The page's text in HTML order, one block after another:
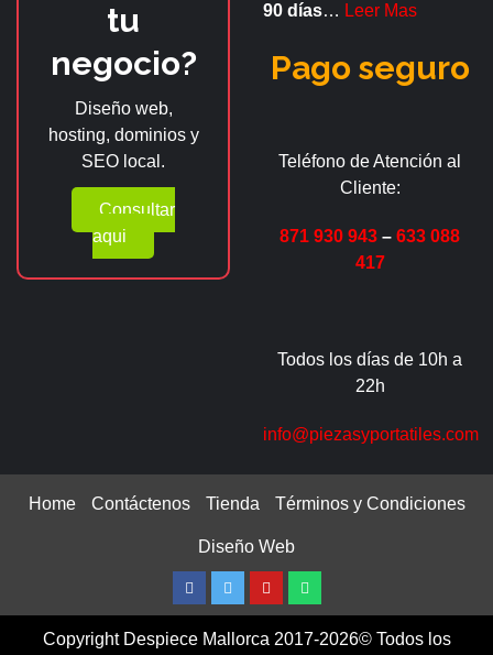
tu
negocio?
Diseño web,
hosting, dominios y
SEO local.
Consultar
aqui
90 días… Leer Mas
Pago seguro
Teléfono de Atención al
Cliente:
871 930 943 – 633 088
417
Todos los días de 10h a
22h
info@piezasyportatiles.com
Home Contáctenos Tienda Términos y Condiciones
Diseño Web
Facebook
TwitterYoutubeWhatsapp
Copyright Despiece Mallorca 2017-2026© Todos los